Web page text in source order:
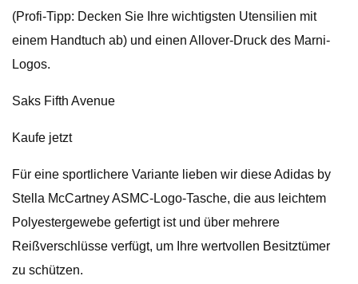
(Profi-Tipp: Decken Sie Ihre wichtigsten Utensilien mit
einem Handtuch ab) und einen Allover-Druck des Marni-
Logos.
Saks Fifth Avenue
Kaufe jetzt
Für eine sportlichere Variante lieben wir diese Adidas by
Stella McCartney ASMC-Logo-Tasche, die aus leichtem
Polyestergewebe gefertigt ist und über mehrere
Reißverschlüsse verfügt, um Ihre wertvollen Besitztümer
zu schützen.